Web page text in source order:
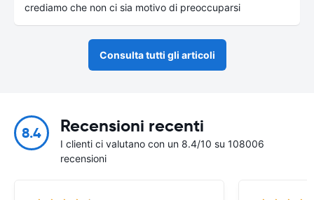
crediamo che non ci sia motivo di preoccuparsi
Consulta tutti gli articoli
8.4 Recensioni recenti
I clienti ci valutano con un 8.4/10 su 108006
recensioni